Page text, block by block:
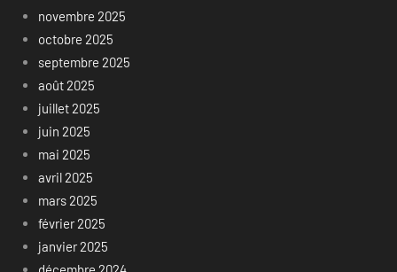
novembre 2025
octobre 2025
septembre 2025
août 2025
juillet 2025
juin 2025
mai 2025
avril 2025
mars 2025
février 2025
janvier 2025